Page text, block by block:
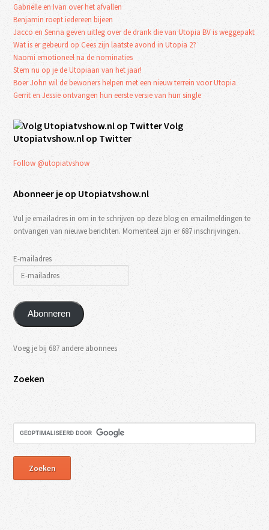
Gabriëlle en Ivan over het afvallen
Benjamin roept iedereen bijeen
Jacco en Senna geven uitleg over de drank die van Utopia BV is weggepakt
Wat is er gebeurd op Cees zijn laatste avond in Utopia 2?
Naomi emotioneel na de nominaties
Stem nu op je de Utopiaan van het jaar!
Boer John wil de bewoners helpen met een nieuw terrein voor Utopia
Gerrit en Jessie ontvangen hun eerste versie van hun single
Volg
Utopiatvshow.nl op Twitter
Follow @utopiatvshow
Abonneer je op Utopiatvshow.nl
Vul je emailadres in om in te schrijven op deze blog en emailmeldingen te
ontvangen van nieuwe berichten. Momenteel zijn er 687 inschrijvingen.
E-mailadres
Abonneren
Voeg je bij 687 andere abonnees
Zoeken